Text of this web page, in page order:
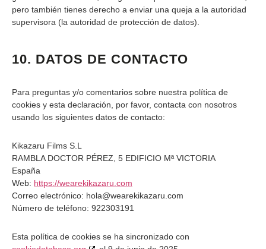
pero también tienes derecho a enviar una queja a la autoridad
supervisora (la autoridad de protección de datos).
10. DATOS DE CONTACTO
Para preguntas y/o comentarios sobre nuestra política de
cookies y esta declaración, por favor, contacta con nosotros
usando los siguientes datos de contacto:
Kikazaru Films S.L
RAMBLA DOCTOR PÉREZ, 5 EDIFICIO Mª VICTORIA
España
Web: https://wearekikazaru.com
Correo electrónico: hola@wearekikazaru.com
Número de teléfono: 922303191
Esta política de cookies se ha sincronizado con